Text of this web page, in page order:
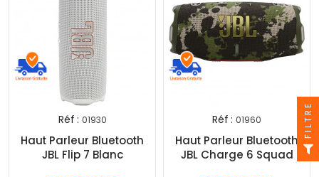
Réf : 01930
Haut Parleur Bluetooth
JBL Flip 7 Blanc
Réf : 01960
Haut Parleur Bluetooth
JBL Charge 6 Squad
FILTRE